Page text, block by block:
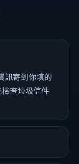
訊寄到你填的
查垃圾信件